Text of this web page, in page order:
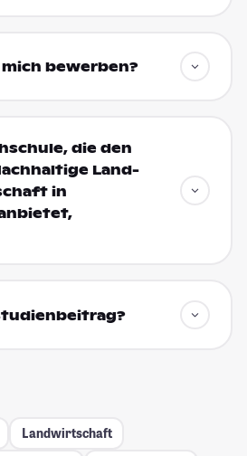
bewerben?
die den
Land-
in
Landwirtschaft